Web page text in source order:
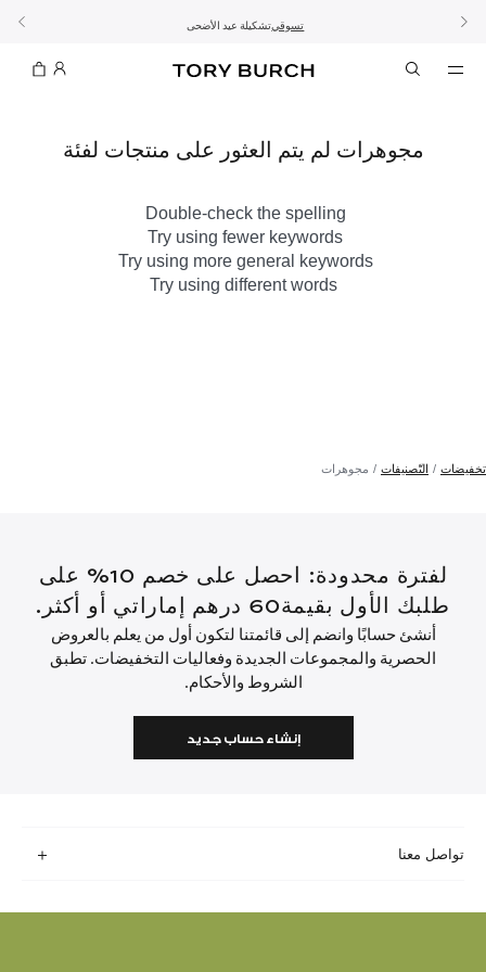
الموسم الجديد: إطلالات العمل تسوّقي التشكيلة تشكيلة عيد الأضحىتسوقي
الطلب الآن للتوصيل قبل العيد10% على أول طلب لك بقيمة 60 دينار كويتي أو أكثر
مجوهرات لم يتم العثور على منتجات لفئة
Double-check the spelling
Try using fewer keywords
Try using more general keywords
Try using different words
تخفيضات التّصنيفات مجوهرات
لفترة محدودة: احصل على خصم 10% على
طلبك الأول بقيمة60 درهم إماراتي أو أكثر.
أنشئ حسابًا وانضم إلى قائمتنا لتكون أول من يعلم بالعروض
الحصرية والمجموعات الجديدة وفعاليات التخفيضات. تطبق
الشروط والأحكام.
إنشاء حساب جديد
تواصل معنا